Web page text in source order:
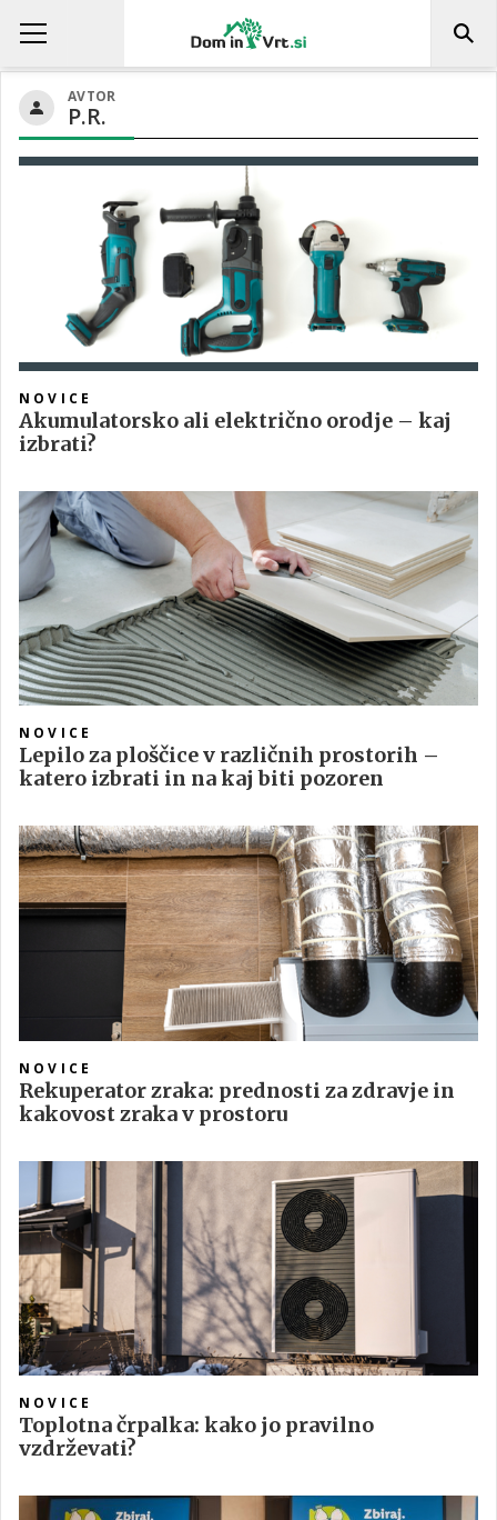
AVTOR
P.R.
NOVICE
Akumulatorsko ali električno orodje – kaj
izbrati?
NOVICE
Lepilo za ploščice v različnih prostorih –
katero izbrati in na kaj biti pozoren
NOVICE
Rekuperator zraka: prednosti za zdravje in
kakovost zraka v prostoru
NOVICE
Toplotna črpalka: kako jo pravilno
vzdrževati?